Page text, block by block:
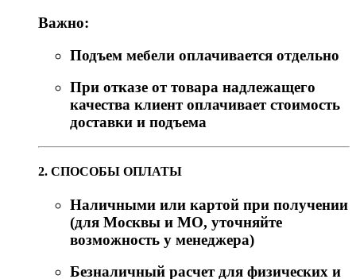
Важно:
Подъем мебели оплачивается отдельно
При отказе от товара надлежащего
качества клиент оплачивает стоимость
доставки и подъема
2. СПОСОБЫ ОПЛАТЫ
Наличными или картой при получении
(для Москвы и МО, уточняйте
возможность у менеджера)
Безналичный расчет для физических и